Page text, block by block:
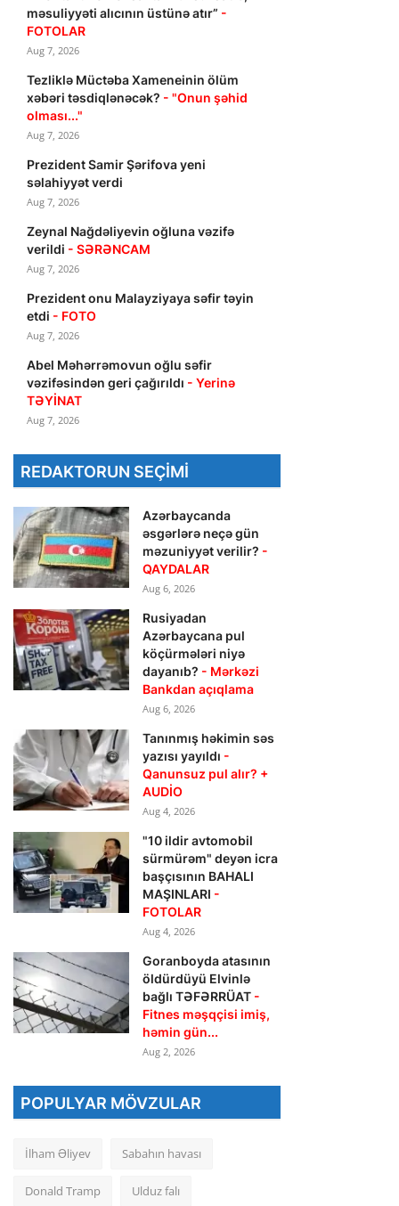
məsuliyyəti alıcının üstünə atır” -
FOTOLAR
Aug 7, 2026
Tezliklə Müctəba Xameneinin ölüm
xəbəri təsdiqlənəcək? - "Onun şəhid
olması..."
Aug 7, 2026
Prezident Samir Şərifova yeni
səlahiyyət verdi
Aug 7, 2026
Zeynal Nağdəliyevin oğluna vəzifə
verildi - SƏRƏNCAM
Aug 7, 2026
Prezident onu Malayziyaya səfir təyin
etdi - FOTO
Aug 7, 2026
Abel Məhərrəmovun oğlu səfir
vəzifəsindən geri çağırıldı - Yerinə
TƏYİNAT
Aug 7, 2026
REDAKTORUN SEÇIMI
Azərbaycanda
əsgərlərə neçə gün
məzuniyyət verilir? -
QAYDALAR
Aug 6, 2026
Rusiyadan
Azərbaycana pul
köçürmələri niyə
dayanıb? - Mərkəzi
Bankdan açıqlama
Aug 6, 2026
Tanınmış həkimin səs
yazısı yayıldı -
Qanunsuz pul alır? +
AUDİO
Aug 4, 2026
"10 ildir avtomobil
sürmürəm" deyən icra
başçısının BAHALI
MAŞINLARI -
FOTOLAR
Aug 4, 2026
Goranboyda atasının
öldürdüyü Elvinlə
bağlı TƏFƏRRÜAT -
Fitnes məşqçisi imiş,
həmin gün...
Aug 2, 2026
POPULYAR MÖVZULAR
İlham Əliyev Sabahın havası
Donald Tramp Ulduz falı